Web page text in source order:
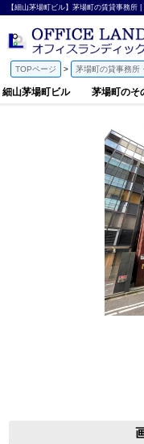
【細山茅場町ビル】茅場町の賃貸事務
TOPページ 茅場町の貸事務所
細山茅場町ビル 茅場町のそ